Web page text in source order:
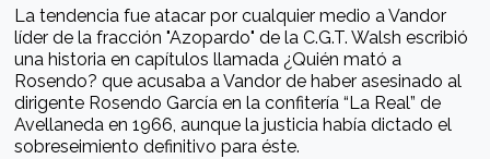
La tendencia fue atacar por cualquier medio a Vandor
líder de la fracción "Azopardo" de la C.G.T. Walsh escribió
una historia en capítulos llamada ¿Quién mató a
Rosendo? que acusaba a Vandor de haber asesinado al
dirigente Rosendo García en la confitería “La Real” de
Avellaneda en 1966, aunque la justicia había dictado el
sobreseimiento definitivo para éste.